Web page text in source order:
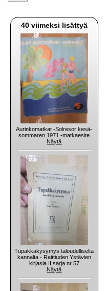
40 viimeksi lisättyä
Aurinkomatkat -Solresor kesä-
sommaren 1971 -matkaesite
Näytä
Tupakkakysymys taloudelliselta
kannalta - Raittiuden Ystävien
kirjasia II sarja nr 57
Näytä